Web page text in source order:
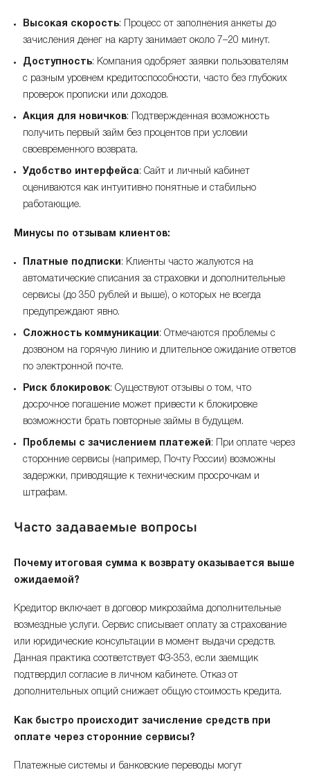
Высокая скорость: Процесс от заполнения анкеты до
зачисления денег на карту занимает около 7–20 минут.
Доступность: Компания одобряет заявки пользователям
с разным уровнем кредитоспособности, часто без глубоких
проверок прописки или доходов.
Акция для новичков: Подтвержденная возможность
получить первый займ без процентов при условии
своевременного возврата.
Удобство интерфейса: Сайт и личный кабинет
оцениваются как интуитивно понятные и стабильно
работающие.
Минусы по отзывам клиентов:
Платные подписки : Клиенты часто жалуются на
автоматические списания за страховки и дополнительные
сервисы (до 350 рублей и выше), о которых не всегда
предупреждают явно.
Сложность коммуникации : Отмечаются проблемы с
дозвоном на горячую линию и длительное ожидание ответов
по электронной почте.
Риск блокировок: Существуют отзывы о том, что
досрочное погашение может привести к блокировке
возможности брать повторные займы в будущем.
Проблемы с зачислением платежей : При оплате через
сторонние сервисы (например, Почту России) возможны
задержки, приводящие к техническим просрочкам и
штрафам.
Часто задаваемые вопросы
Почему итоговая сумма к возврату оказывается выше
ожидаемой?
Кредитор включает в договор микрозайма дополнительные
возмездные услуги. Сервис списывает оплату за страхование
или юридические консультации в момент выдачи средств.
Данная практика соответствует ФЗ-353, если заемщик
подтвердил согласие в личном кабинете. Отказ от
дополнительных опций снижает общую стоимость кредита.
Как быстро происходит зачисление средств при
оплате через сторонние сервисы?
Платежные системы и банковские переводы могут